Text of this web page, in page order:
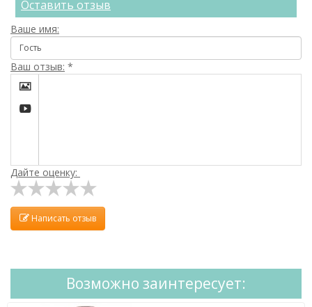
Оставить отзыв
Ваше имя:
Ваш отзыв: *


Дайте оценку:
Написать отзыв
Возможно заинтересует: